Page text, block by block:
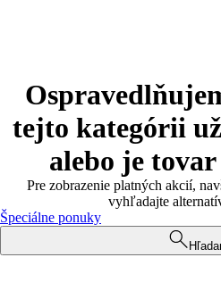
tejto kategórii
alebo je
Pre zobrazenie platných akcií,
vyhľadajte
Špeciálne ponuky